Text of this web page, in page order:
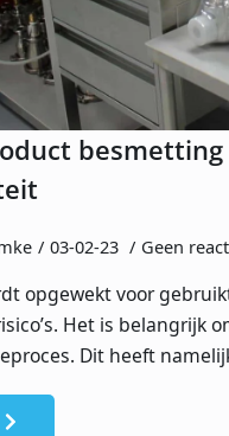
03-02-23 Geen
opgewekt voor
Het is belangrijk
Dit heeft